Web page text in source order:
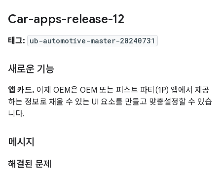
Car-apps-release-12
태그: ub-automotive-master-20240731
새로운 기능
앱 카드. 이제 OEM은 OEM 또는 퍼스트 파티(1P) 앱에서 제공
하는 정보로 채울 수 있는 UI 요소를 만들고 맞춤설정할 수 있습
니다.
메시지
해결된 문제